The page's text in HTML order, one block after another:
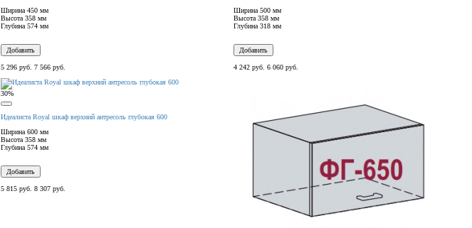
Ширина 450 мм
Высота 358 мм
Глубина 574 мм
Добавить
5 296 руб. 7 566 руб.
Ширина 500 мм
Высота 358 мм
Глубина 318 мм
Добавить
4 242 руб. 6 060 руб.
30%
Идеалиста Royal шкаф верхний антресоль глубокая 600
Ширина 600 мм
Высота 358 мм
Глубина 574 мм
Добавить
5 815 руб. 8 307 руб.